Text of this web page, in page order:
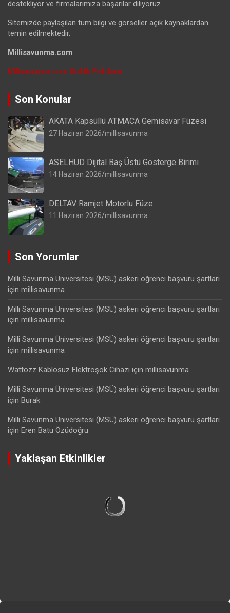
destekliyor ve firmalarımıza başarılar diliyoruz.
Sitemizde paylaşılan tüm bilgi ve görseller açık kaynaklardan
temin edilmektedir.
Millisavunma.com
Millisavunma.com Gizlilik Politikası
Son Konular
AKATA Kapsüllü ATMACA Gemisavar Füzesi
27 Haziran 2026 millisavunma
ASELHUD Dijital Baş Üstü Gösterge Birimi
14 Haziran 2026 millisavunma
DELTAV Ramjet Motorlu Füze
11 Haziran 2026 millisavunma
Son Yorumlar
Milli Savunma Üniversitesi (MSÜ) askeri öğrenci başvuru şartları
için millisavunma
Milli Savunma Üniversitesi (MSÜ) askeri öğrenci başvuru şartları
için millisavunma
Milli Savunma Üniversitesi (MSÜ) askeri öğrenci başvuru şartları
için millisavunma
Wattozz Kablosuz Elektroşok Cihazı için millisavunma
Milli Savunma Üniversitesi (MSÜ) askeri öğrenci başvuru şartları
için Burak
Milli Savunma Üniversitesi (MSÜ) askeri öğrenci başvuru şartları
için Eren Batu Özüdoğru
Yaklaşan Etkinlikler